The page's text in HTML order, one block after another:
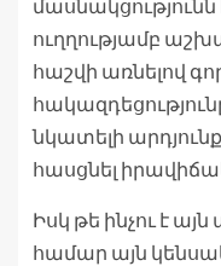
ուղղությամբ
հաշվի առնելով
նկատելի
հասցնել
Իսկ թե ինչու է
համար այն